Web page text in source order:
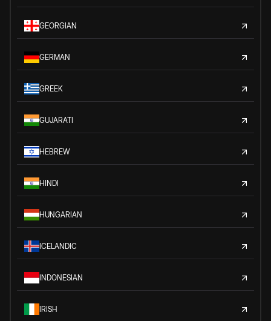
GEORGIAN
GERMAN
GREEK
GUJARATI
HEBREW
HINDI
HUNGARIAN
ICELANDIC
INDONESIAN
IRISH